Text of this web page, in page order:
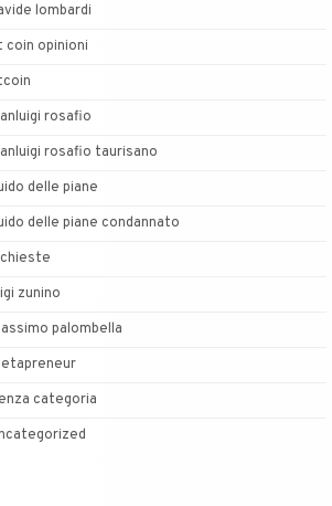
lombardi
coin opinioni
rosafio
rosafio taurisano
delle piane
delle piane condannato
zunino
palombella
categoria